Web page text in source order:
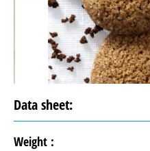
Data sheet:
Weight :